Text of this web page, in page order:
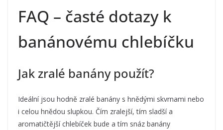
FAQ – časté dotazy k
banánovému chlebíčku
Jak zralé banány použít?
Ideální jsou hodně zralé banány s hnědými skvrnami nebo
i celou hnědou slupkou. Čím zralejší, tím sladší a
aromatičtější chlebíček bude a tím snáz banány